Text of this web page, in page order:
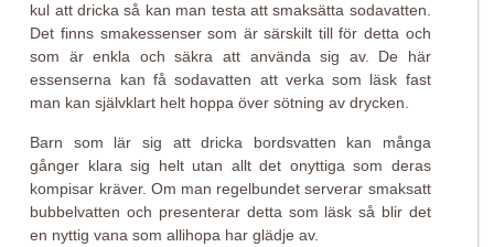
kul att dricka så kan man testa att smaksätta sodavatten.
Det finns smakessenser som är särskilt till för detta och
som är enkla och säkra att använda sig av. De här
essenserna kan få sodavatten att verka som läsk fast
man kan självklart helt hoppa över sötning av drycken.
Barn som lär sig att dricka bordsvatten kan många
gånger klara sig helt utan allt det onyttiga som deras
kompisar kräver. Om man regelbundet serverar smaksatt
bubbelvatten och presenterar detta som läsk så blir det
en nyttig vana som allihopa har glädje av.